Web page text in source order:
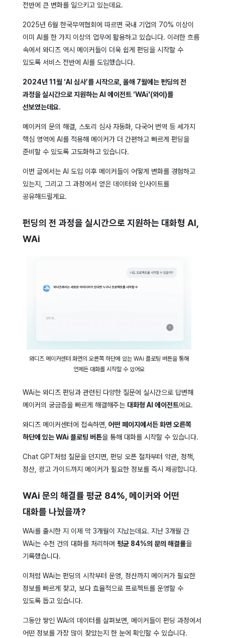
전반에 큰 변화를 일으키고 있는데요.
2025년 6월 한국무역협회에 따르면 국내 기업의 70% 이상이
이미 AI를 한 가지 이상의 업무에 활용하고 있습니다. 이러한 흐름
속에서 와디즈 역시 메이커들이 더욱 쉽게 펀딩을 시작할 수
있도록 서비스 전반에 AI를 도입했습니다.
2024년 11월 ‘AI 심사’를 시작으로, 올해 7월에는 펀딩의 전
과정을 실시간으로 지원하는 AI 에이전트 ‘WAi'(와이)를
선보였는데요.
메이커의 문의 해결, 스토리 심사 자동화, 다국어 번역 등 세가지
핵심 영역에 AI를 적용해 메이커가 더 간편하고 빠르게 펀딩을
준비할 수 있도록 고도화하고 있습니다.
이번 글에서는 AI 도입 이후 메이커들이 어떻게 변화를 경험하고
있는지, 그리고 그 과정에서 얻은 데이터와 인사이트를
공유해드릴게요.
펀딩의 전 과정을 실시간으로 지원하는 대화형 AI,
WAi
와디즈 메이커센터 화면의 오른쪽 하단에 있는 WAi 플로팅 버튼을 통해
언제든 대화를 시작할 수 있어요
WAi는 와디즈 펀딩과 관련된 다양한 질문에 실시간으로 답변해
메이커의 궁금증을 빠르게 해결해주는 대화형 AI 에이전트에요.
와디즈 메이커센터에 접속하면, 어떤 페이지에서든 화면 오른쪽
하단에 있는 WAi 플로팅 버튼을 통해 대화를 시작할 수 있습니다.
Chat GPT처럼 질문을 던지면, 펀딩 오픈 절차부터 약관, 정책,
정산, 광고 가이드까지 메이커가 필요한 정보를 즉시 제공합니다.
WAi 문의 해결률 평균 84%, 메이커와 어떤
대화를 나눴을까?
WAi를 출시한 지 이제 막 3개월이 지났는데요. 지난 3개월 간
WAi는 수천 건의 대화를 처리하며 평균 84%의 문의 해결률을
기록했습니다.
이처럼 WAi는 펀딩의 시작부터 운영, 정산까지 메이커가 필요한
정보를 빠르게 찾고, 보다 효율적으로 프로젝트를 운영할 수
있도록 돕고 있습니다.
그동안 쌓인 WAi의 데이터를 살펴보면, 메이커들이 펀딩 과정에서
어떤 정보를 가장 많이 찾았는지 한 눈에 확인할 수 있습니다.